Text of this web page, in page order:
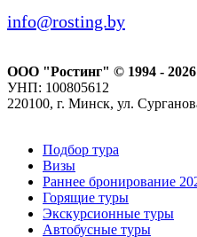
info@rosting.by
ООО "Ростинг" © 1994 - 2026
УНП: 100805612
220100, г. Минск, ул.
Подбор тура
Визы
Раннее бронирование
Горящие туры
Экскурсионные туры
Автобусные туры